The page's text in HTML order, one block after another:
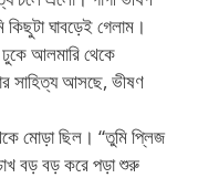
ঘাবড়েই গেলাম।
আলমারি থেকে
সাহিত্য আসছে, ভীষণ
মোড়া ছিল। “তুমি প্লিজ
বড় বড় করে পড়া শুরু